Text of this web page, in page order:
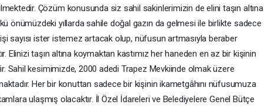
Çözüm konusunda siz sahil sakinlerimizin de elini taşın altına
önümüzdeki yıllarda sahile doğal gazın da gelmesi ile birlikte sadece
sayısı ister istemez artacak olup, nüfusun artmasıyla beraber
Elinizi taşın altına koymaktan kastımız her haneden en az bir kişinin
Sahil kesimimizde, 2000 adedi Trapez Mevkiinde olmak üzere
Her bir konuttan sadece bir kişinin ikametgâhını nüfusumuza
ulaşmış olacaktır. İl Özel İdareleri ve Belediyelere Genel Bütçe